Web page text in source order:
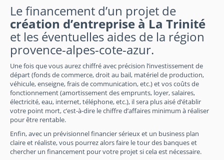
Le financement d’un projet de
création d’entreprise à La Trinité
et les éventuelles aides de la région
provence-alpes-cote-azur.
Une fois que vous aurez chiffré avec précision l’investissement de
départ (fonds de commerce, droit au bail, matériel de production,
véhicule, enseigne, frais de communication, etc.) et vos coûts de
fonctionnement (amortissement des emprunts, loyer, salaires,
électricité, eau, internet, téléphone, etc.), il sera plus aisé d’établir
votre point mort, c’est-à-dire le chiffre d’affaires minimum à réaliser
pour être rentable.
Enfin, avec un prévisionnel financier sérieux et un business plan
claire et réaliste, vous pourrez alors faire le tour des banques et
chercher un financement pour votre projet si cela est nécessaire.